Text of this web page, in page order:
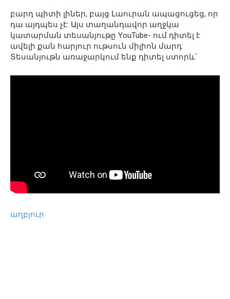
բարդ պիտի լիներ, բայց Լաուրան ապացուցեց, որ
դա այդպես չէ: Այս տաղանդավոր աղջկա
կատարման տեսանյութը YouTube- ում դիտել է
ավելի քան հարյուր ութսուն միլիոն մարդ:
Տեսանյութն առաջարկում ենք դիտել ստորև՝
աղբյուր